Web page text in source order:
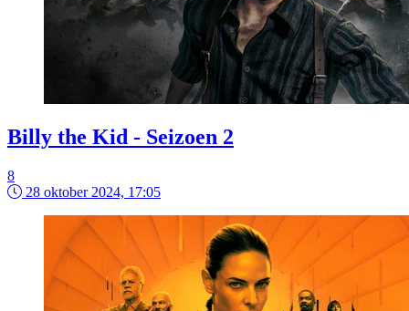
Billy the Kid - Seizoen 2
8
28 oktober 2024, 17:05